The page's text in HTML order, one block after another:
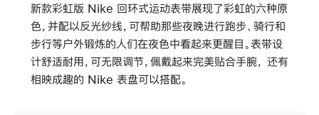
新款彩虹版 Nike 回环式运动表带展现了彩虹的六种原
色，并配以反光纱线，可帮助那些夜晚进行跑步、骑行和
步行等户外锻炼的人们在夜色中看起来更醒目。表带设
计舒适耐用，可无限调节，佩戴起来完美贴合手腕， 还有
相映成趣的 Nike 表盘可以搭配。